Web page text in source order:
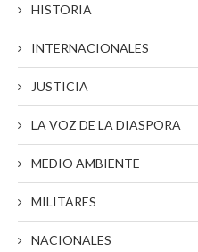
HISTORIA
INTERNACIONALES
JUSTICIA
LA VOZ DE LA DIASPORA
MEDIO AMBIENTE
MILITARES
NACIONALES